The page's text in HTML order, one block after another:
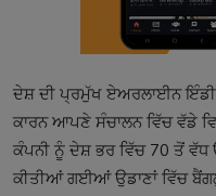
ਦੇਸ਼ ਦੀ ਪ੍ਰਮੁੱਖ ਏਅਰਲਾਈਨ
ਕਾਰਨ ਆਪਣੇ ਸੰਚਾਲਨ ਵਿੱਚ ਵੱਡੇ
ਕੰਪਨੀ ਨੂੰ ਦੇਸ਼ ਭਰ ਵਿੱਚ 70 ਤੋਂ
ਕੀਤੀਆਂ ਗਈਆਂ ਉਡਾਣਾਂ ਵਿੱਚ